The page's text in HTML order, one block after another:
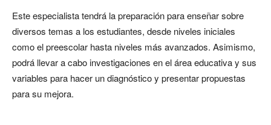
Este especialista tendrá la preparación para enseñar sobre
diversos temas a los estudiantes, desde niveles iniciales
como el preescolar hasta niveles más avanzados. Asimismo,
podrá llevar a cabo investigaciones en el área educativa y sus
variables para hacer un diagnóstico y presentar propuestas
para su mejora.